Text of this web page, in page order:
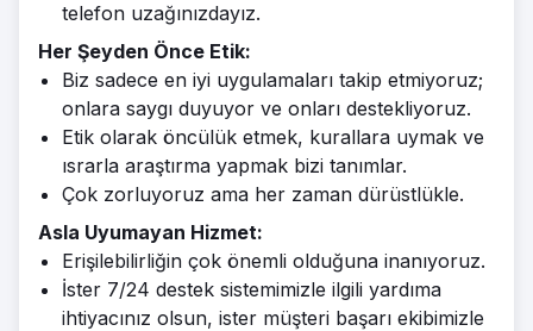
telefon uzağınızdayız.
Her Şeyden Önce Etik:
Biz sadece en iyi uygulamaları takip etmiyoruz;
onlara saygı duyuyor ve onları destekliyoruz.
Etik olarak öncülük etmek, kurallara uymak ve
ısrarla araştırma yapmak bizi tanımlar.
Çok zorluyoruz ama her zaman dürüstlükle.
Asla Uyumayan Hizmet:
Erişilebilirliğin çok önemli olduğuna inanıyoruz.
İster 7/24 destek sistemimizle ilgili yardıma
ihtiyacınız olsun, ister müşteri başarı ekibimizle